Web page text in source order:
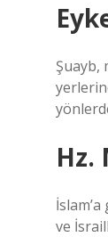
Şuayb,
Hz.
ve